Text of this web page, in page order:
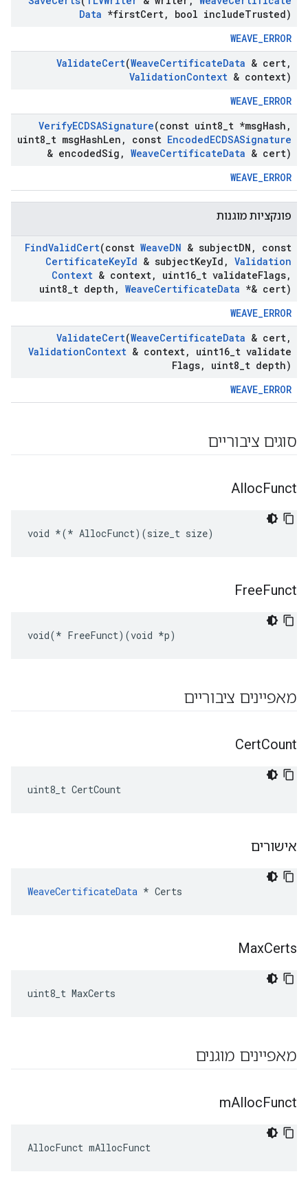
Data *firstCert, bool includeTrusted)
WEAVE_ERROR
ValidateCert(WeaveCertificateData & cert,
ValidationContext & context)
WEAVE_ERROR
VerifyECDSASignature(const uint8 t *msgHash ,
uint8 t msgHashLen , const EncodedECDSASignature
& encodedSig , WeaveCertificateData & cert)
WEAVE_ERROR
פונקציות מוגנות
FindValidCert(const WeaveDN & subjectDN ,
const
CertificateKeyId & subjectKeyId , Validation
Context & context, uint16 t validateFlags,
uint8 t depth , WeaveCertificateData *& cert)
WEAVE_ERROR
ValidateCert(WeaveCertificateData & cert,
ValidationContext & context, uint16 t validate
Flags, uint8 t depth)
WEAVE_ERROR
סוגים ציבוריים
AllocFunct
void *(* AllocFunct)(size_t size)
FreeFunct
void(* FreeFunct)(void *p)
מאפיינים ציבוריים
CertCount
uint8_t CertCount
אישורים
WeaveCertificateData * Certs
MaxCerts
uint8_t MaxCerts
מאפיינים מוגנים
mAllocFunct
AllocFunct mAllocFunct